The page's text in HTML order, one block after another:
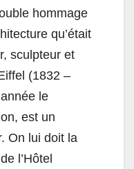
hommage
qu’était
sculpteur et
(1832 –
le
est un
On lui doit la
l’Hôtel